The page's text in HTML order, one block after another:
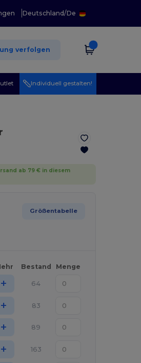
Deutschland/De
verfolgen
Individuell gestalten!
ab 79 € in diesem
Größentabelle
Bestand Menge
+ 64
+ 83
+ 89
+ 163